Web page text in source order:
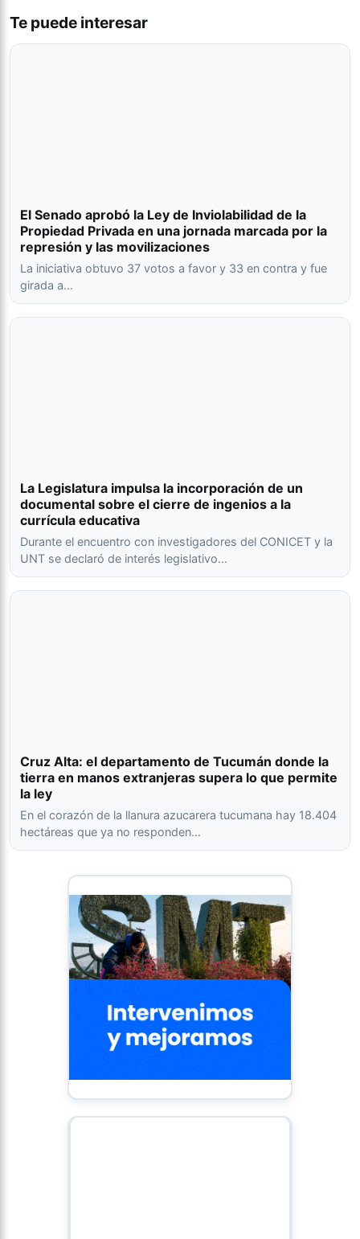
Te puede interesar
El Senado aprobó la Ley de Inviolabilidad de la
Propiedad Privada en una jornada marcada por la
represión y las movilizaciones
La iniciativa obtuvo 37 votos a favor y 33 en contra y fue
girada a…
La Legislatura impulsa la incorporación de un
documental sobre el cierre de ingenios a la
currícula educativa
Durante el encuentro con investigadores del CONICET y la
UNT se declaró de interés legislativo…
Cruz Alta: el departamento de Tucumán donde la
tierra en manos extranjeras supera lo que permite
la ley
En el corazón de la llanura azucarera tucumana hay 18.404
hectáreas que ya no responden…